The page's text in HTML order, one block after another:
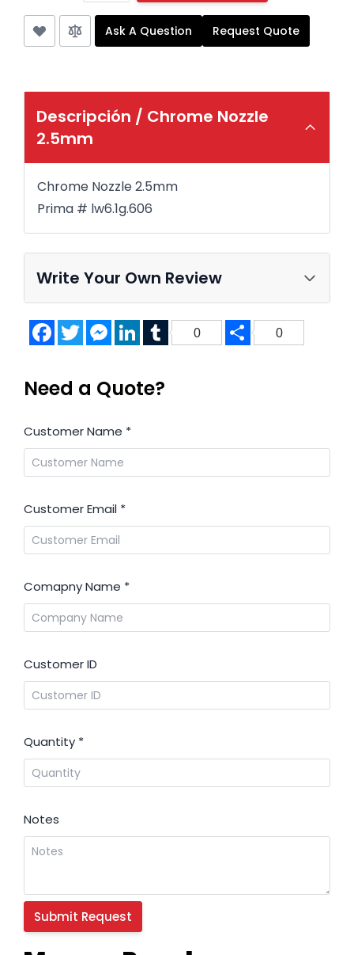
Ask A Question Request Quote
Descripción / Chrome Nozzle
2.5mm
Chrome Nozzle 2.5mm
Prima # lw6.1g.606
Write Your Own Review
FacebookTwitterMessenger
LinkedInTumblr
0 Share
0
Need a Quote?
Customer Name *
Customer Email *
Comapny Name *
Customer ID
Quantity *
Notes